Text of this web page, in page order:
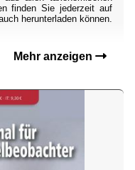
finden Sie jederzeit auf
herunterladen können.
Mehr anzeigen